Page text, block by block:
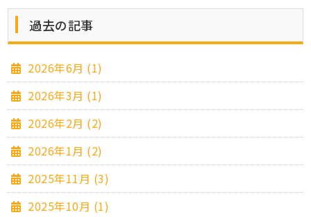
過去の記事
2026年6月 (1)
2026年3月 (1)
2026年2月 (2)
2026年1月 (2)
2025年11月 (3)
2025年10月 (1)